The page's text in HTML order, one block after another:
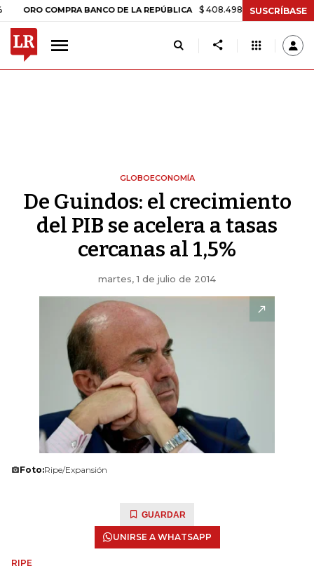
COMPRA BANCO DE LA REPÚBLICA $ 408.498,97 +$ 8.753,81 +2,19%
SUSCRÍBASE
GLOBOECONOMÍA
De Guindos: el crecimiento
del PIB se acelera a tasas
cercanas al 1,5%
martes, 1 de julio de 2014
Foto:Ripe/Expansión
GUARDAR
UNIRSE A WHATSAPP
RIPE